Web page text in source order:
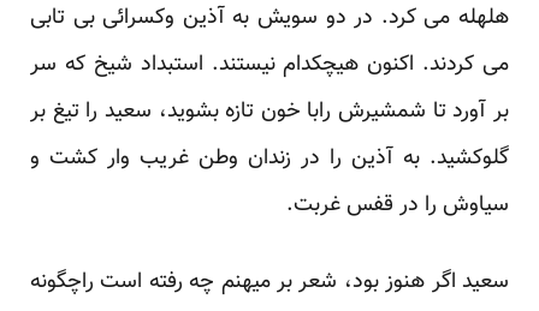
‏هلهله می کرد. در دو سویش به آذین وکسرائی بی تابی
می کردند. اکنون هیچکدام نیستند. استبداد شیخ که سر
بر آورد تا ‏شمشیرش رابا خون تازه بشوید، سعید را تیغ بر
گلوکشید. به آذین را در زندان وطن غریب وار کشت و
سیاوش را در ‏قفس غربت.‏
سعید اگر هنوز بود، شعر بر میهنم چه رفته است راچگونه